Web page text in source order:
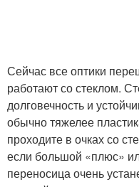
Сейчас все оптики
работают со стеклом.
долговечность и
обычно тяжелее
проходите в очках со
если большой «плюс»
переносица очень